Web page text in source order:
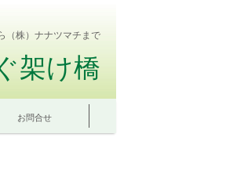
（株）ナナツマチまで
架け橋
お問合せ